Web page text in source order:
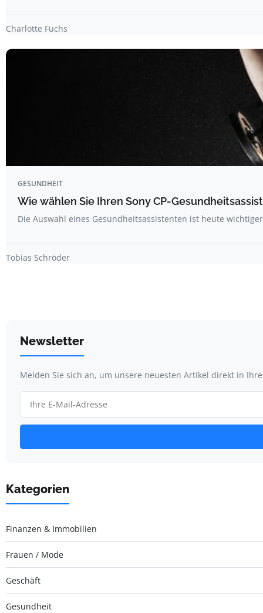
Charlotte Fuchs
GESUNDHEIT
Wie wählen Sie Ihren Sony CP-
Die Auswahl eines Gesundheitsassistenten ist heute
Tobias Schröder
Newsletter
Melden Sie sich an, um unsere neuesten Artikel direkt in
Kategorien
Finanzen & Immobilien
Frauen / Mode
Geschäft
Gesundheit